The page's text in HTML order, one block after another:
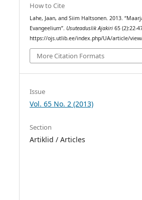
How to Cite
Lahe, Jaan, and Siim Haltsonen. 2013.
Evangeelium”.Usuteaduslik Ajakiri 65 (2):22-
https://ojs.utlib.ee/index.php/UA/article/
More Citation Formats
Issue
Vol. 65 No. 2 (2013)
Section
Artiklid / Articles